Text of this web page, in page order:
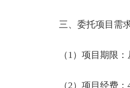
三、委托项目需
（1）项目期限：从
（2）项目经费：